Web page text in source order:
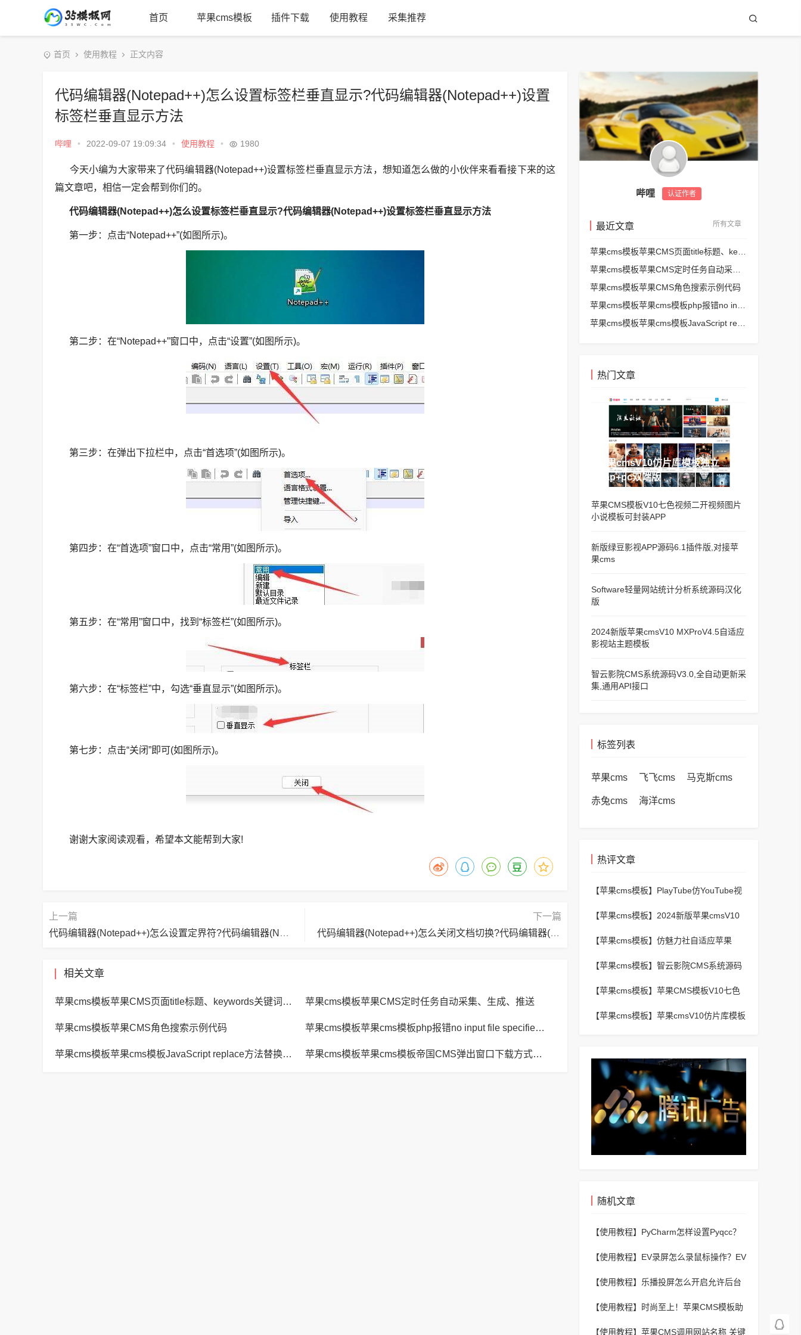
首页 苹果cms模板 插件下载 使用教程 采集推荐
首页 使用教程 正文内容
代码编辑器(Notepad++)怎么设置标签栏垂直显示?代码编辑器(Notepad++)设置
标签栏垂直显示方法
哔哩 • 2022-09-07 19:09:34 • 使用教程 • 1980
今天小编为大家带来了代码编辑器(Notepad++)设置标签栏垂直显示方法，想知道怎么做的小伙伴来看看接下来的这
篇文章吧，相信一定会帮到你们的。
代码编辑器(Notepad++)怎么设置标签栏垂直显示?代码编辑器(Notepad++)设置标签栏垂直显示方法
第一步：点击“Notepad++”(如图所示)。
第二步：在“Notepad++”窗口中，点击“设置”(如图所示)。
第三步：在弹出下拉栏中，点击“首选项”(如图所示)。
第四步：在“首选项”窗口中，点击“常用”(如图所示)。
第五步：在“常用”窗口中，找到“标签栏”(如图所示)。
第六步：在“标签栏”中，勾选“垂直显示”(如图所示)。
第七步：点击“关闭”即可(如图所示)。
谢谢大家阅读观看，希望本文能帮到大家!
上一篇
代码编辑器(Notepad++)怎么设置定界符?代码编辑器(Notepad++)设置定界符教程
下一篇
代码编辑器(Notepad++)怎么关闭文档切换?代码编辑器(Notepad++)关闭文档切换方法
相关文章
苹果cms模板苹果CMS页面title标题、keywords关键词、description描述SEO优化 苹果cms模板苹果CMS定时任务自动采集、生成、推送
苹果cms模板苹果CMS角色搜索示例代码 苹果cms模板苹果cms模板php报错no input file specified解决方法
苹果cms模板苹果cms模板JavaScript replace方法替换字符串空格方法 苹果cms模板苹果cms模板帝国CMS弹出窗口下载方式改为点击链接直接下载教程
哔哩 认证作者
最近文章 所有文章
苹果cms模板苹果CMS角色搜索示例代码
热门文章
苹果cmsV10仿片库模板独立
wap+pc双端版
苹果CMS模板V10七色视频二开视频图片
小说模板可封装APP
新版绿豆影视APP源码6.1插件版,对接苹
果cms
Software轻量网站统计分析系统源码汉化
版
2024新版苹果cmsV10 MXProV4.5自适应
影视站主题模板
智云影院CMS系统源码V3.0,全自动更新采
集,通用API接口
标签列表
苹果cms 飞飞cms 马克斯cms
赤兔cms 海洋cms
热评文章
【苹果cms模板】 PlayTube仿YouTube视
【苹果cms模板】 2024新版苹果cmsV10
【苹果cms模板】 仿魅力社自适应苹果
【苹果cms模板】 智云影院CMS系统源码
【苹果cms模板】 苹果CMS模板V10七色
【苹果cms模板】 苹果cmsV10仿片库模板
随机文章
【使用教程】 PyCharm怎样设置Pyqcc？
【使用教程】 EV录屏怎么录鼠标操作？EV
【使用教程】 乐播投屏怎么开启允许后台
【使用教程】
时尚至上！苹果CMS模板助
【使用教程】 苹果CMS调用网站名称 关键